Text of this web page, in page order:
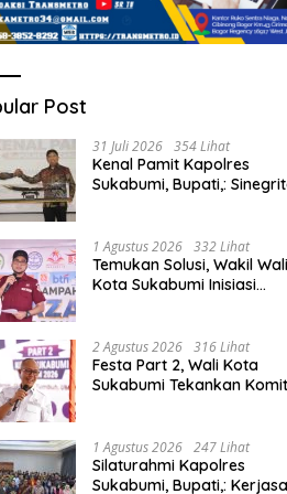
Post
31 Juli 2026 354 Lihat
Kenal Pamit Kapolres
Sukabumi, Bupati,:
1 Agustus 2026 332 Lihat
Temukan Solusi, Wakil Wali
Kota Sukabumi Inisiasi
2 Agustus 2026 316 Lihat
Festa Part 2, Wali Kota
Sukabumi Tekankan
1 Agustus 2026 247 Lihat
Silaturahmi Kapolres
Sukabumi, Bupati,: